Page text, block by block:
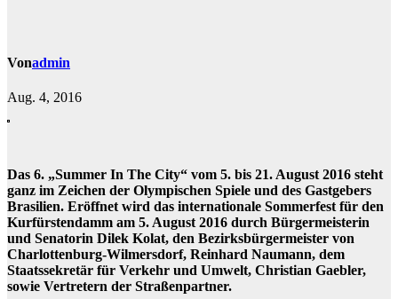
Vonadmin
Aug. 4, 2016
Das 6. „Summer In The City“ vom 5. bis 21. August 2016 steht
ganz im Zeichen der Olympischen Spiele und des Gastgebers
Brasilien. Eröffnet wird das internationale Sommerfest für den
Kurfürstendamm am 5. August 2016 durch Bürgermeisterin
und Senatorin Dilek Kolat, den Bezirksbürgermeister von
Charlottenburg-Wilmersdorf, Reinhard Naumann, dem
Staatssekretär für Verkehr und Umwelt, Christian Gaebler,
sowie Vertretern der Straßenpartner.